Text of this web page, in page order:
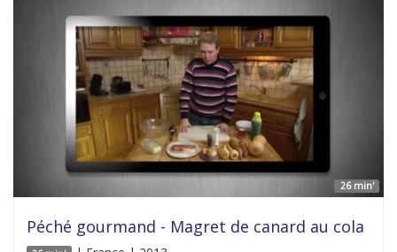
26 min'
Péché gourmand - Magret de canard au cola